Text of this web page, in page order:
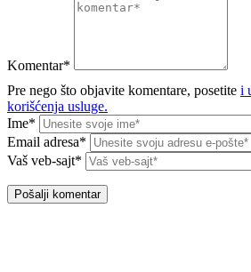
Komentar*
Pre nego što objavite komentare, posetite i
korišćenja usluge.
Ime*
Email adresa*
Vaš veb-sajt*